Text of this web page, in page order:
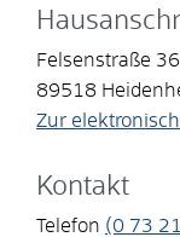
Felsenstraße 36
89518
Zur
Kontakt
Telefon (0 73